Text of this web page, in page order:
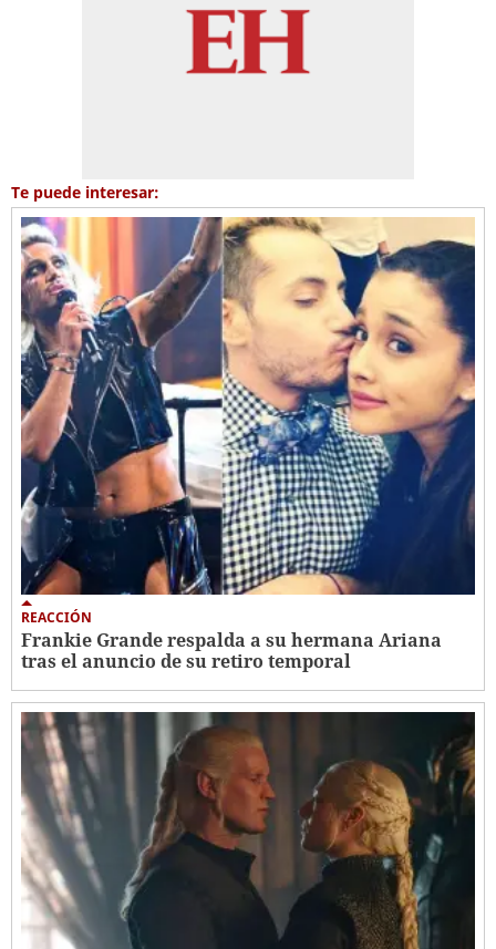
Te puede interesar:
REACCIÓN
Frankie Grande respalda a su hermana Ariana
tras el anuncio de su retiro temporal